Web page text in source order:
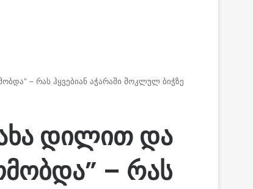
– რას ჰყვებიან აჭარაში მოკლულ ბიჭზე
დილით და
– რას